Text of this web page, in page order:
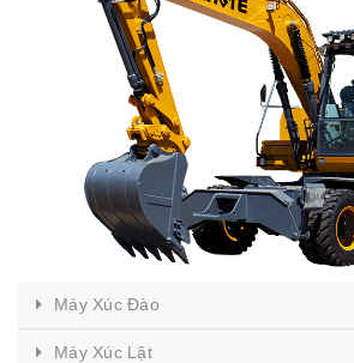
Máy Xúc Đào
Máy Xúc Lật